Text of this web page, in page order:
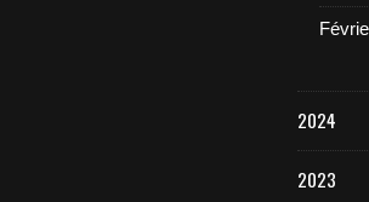
2024
2023